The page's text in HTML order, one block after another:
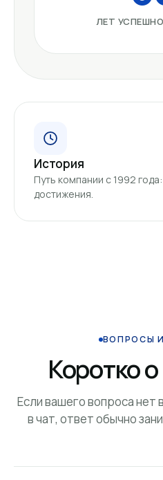
ЛЕТ
История
Путь компании с 1992
достижения.
ВОПРОСЫ
Коротко
Если вашего вопроса нет
в чат, ответ обычно